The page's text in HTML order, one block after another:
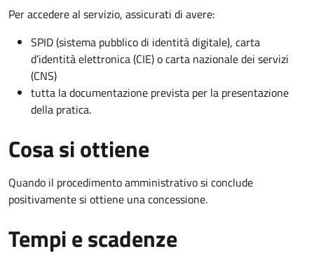
Per accedere al servizio, assicurati di avere:
SPID (sistema pubblico di identità digitale), carta
d’identità elettronica (CIE) o carta nazionale dei servizi
(CNS)
tutta la documentazione prevista per la presentazione
della pratica.
Cosa si ottiene
Quando il procedimento amministrativo si conclude
positivamente si ottiene una concessione.
Tempi e scadenze